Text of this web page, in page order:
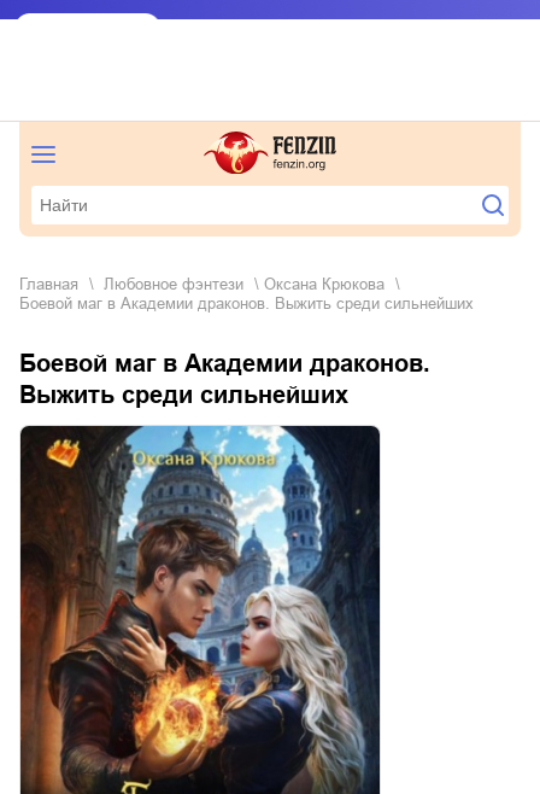
Главная любовное фэнтези
Оксана Крюкова
Боевой маг в Академии драконов. Выжить среди сильнейших
Боевой маг в Академии драконов.
Выжить среди сильнейших